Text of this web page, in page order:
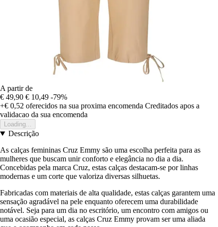
A partir de
€ 49,90 € 10,49 -79%
+€ 0,52 oferecidos na sua proxima encomenda Creditados apos a
validacao da sua encomenda
Loading...
Descrição
As calças femininas Cruz Emmy são uma escolha perfeita para as
mulheres que buscam unir conforto e elegância no dia a dia.
Concebidas pela marca Cruz, estas calças destacam-se por linhas
modernas e um corte que valoriza diversas silhuetas.
Fabricadas com materiais de alta qualidade, estas calças garantem uma
sensação agradável na pele enquanto oferecem uma durabilidade
notável. Seja para um dia no escritório, um encontro com amigos ou
uma ocasião especial, as calças Cruz Emmy provam ser uma aliada